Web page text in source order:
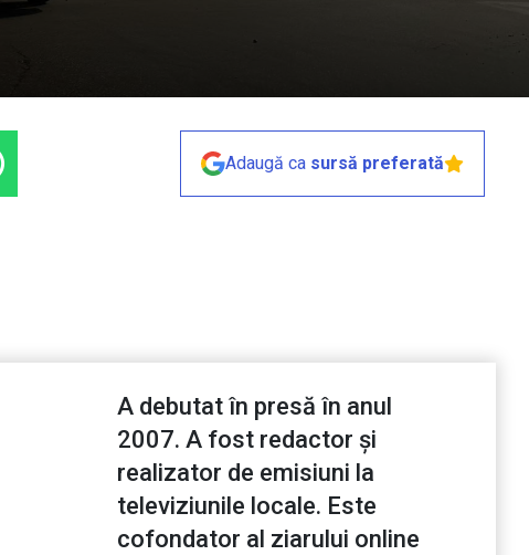
Adaugă ca sursă preferată
A debutat în presă în anul
2007. A fost redactor și
realizator de emisiuni la
televiziunile locale. Este
cofondator al ziarului online